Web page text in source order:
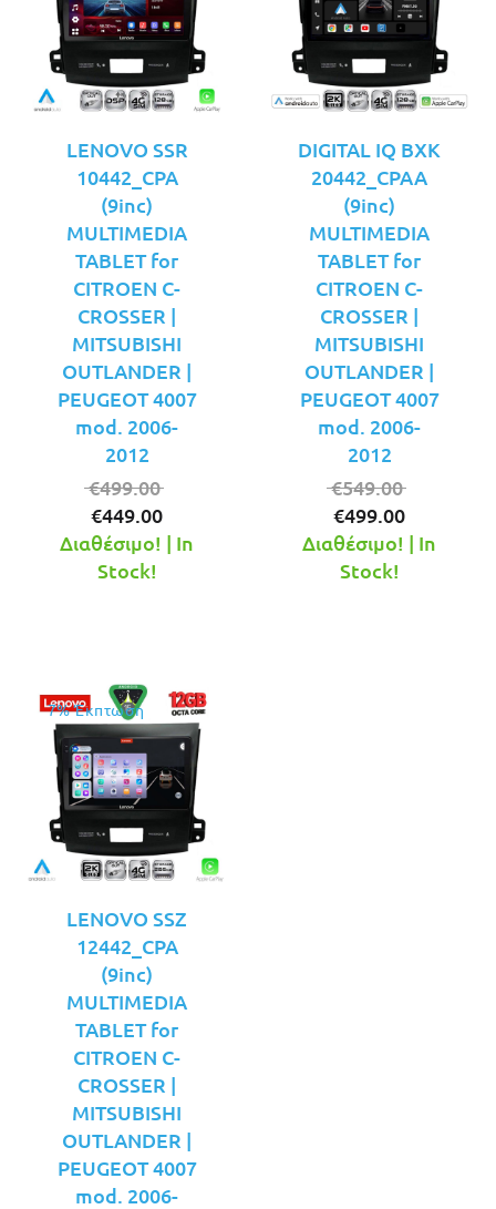
LENOVO SSR
10442_CPA
(9inc)
MULTIMEDIA
TABLET for
CITROEN C-
CROSSER |
MITSUBISHI
OUTLANDER |
PEUGEOT 4007
mod. 2006-
2012
€499.00
was:
€449.00
τρέχουσα
Διαθέσιμο! | In
Stock!
DIGITAL IQ BXK
20442_CPAA
(9inc)
MULTIMEDIA
TABLET for
CITROEN C-
CROSSER |
MITSUBISHI
OUTLANDER |
PEUGEOT 4007
mod. 2006-
2012
€549.00
was:
€499.00
τρέχουσα
Διαθέσιμο! | In
Stock!
7% Έκπτωση
LENOVO SSZ
12442_CPA
(9inc)
MULTIMEDIA
TABLET for
CITROEN C-
CROSSER |
MITSUBISHI
OUTLANDER |
PEUGEOT 4007
mod. 2006-